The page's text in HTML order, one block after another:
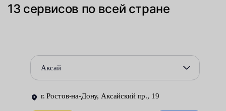
Это неоднократно подтверждено на практике.
используются те же инструменты и полирующие составы.
Однако такая работа требует малого количества расходных
материалов, занимает меньше времени и стоит дешевле.
13 сервисов по всей стране
Аксай
г. Ростов-на-Дону, Аксайский пр., 19